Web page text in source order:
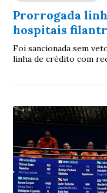
Prorrogada
hospitais
Foi sancionada sem
linha de crédito com